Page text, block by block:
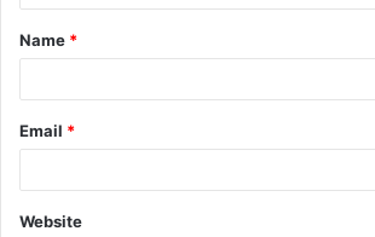
Name *
Email *
Website